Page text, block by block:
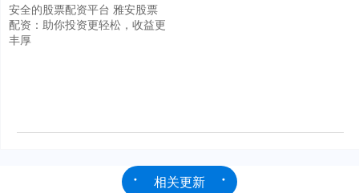
安全的股票配资平台 雅安股票
配资：助你投资更轻松，收益更
丰厚
相关更新